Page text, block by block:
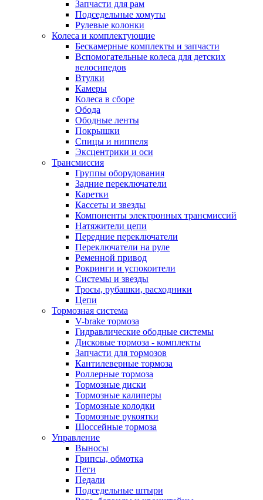
Запчасти для рам
Подседельные хомуты
Рулевые колонки
Колеса и комплектующие
Бескамерные комплекты и запчасти
Вспомогательные колеса для детских
велосипедов
Втулки
Камеры
Колеса в сборе
Обода
Ободные ленты
Покрышки
Спицы и ниппеля
Эксцентрики и оси
Трансмиссия
Группы оборудования
Задние переключатели
Каретки
Кассеты и звезды
Компоненты электронных трансмиссий
Натяжители цепи
Передние переключатели
Переключатели на руле
Ременной привод
Рокринги и успокоители
Системы и звезды
Тросы, рубашки, расходники
Цепи
Тормозная система
V-brake тормоза
Гидравлические ободные системы
Дисковые тормоза - комплекты
Запчасти для тормозов
Кантилеверные тормоза
Роллерные тормоза
Тормозные диски
Тормозные калиперы
Тормозные колодки
Тормозные рукоятки
Шоссейные тормоза
Управление
Выносы
Грипсы, обмотка
Пеги
Педали
Подседельные штыри